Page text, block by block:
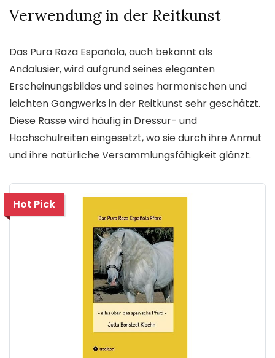
Verwendung in der Reitkunst
Das Pura Raza Española, auch bekannt als
Andalusier, wird aufgrund seines eleganten
Erscheinungsbildes und seines harmonischen und
leichten Gangwerks in der Reitkunst sehr geschätzt.
Diese Rasse wird häufig in Dressur- und
Hochschulreiten eingesetzt, wo sie durch ihre Anmut
und ihre natürliche Versammlungsfähigkeit glänzt.
Hot Pick